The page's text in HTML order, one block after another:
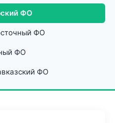
ФО
ФО
ФО
ФО